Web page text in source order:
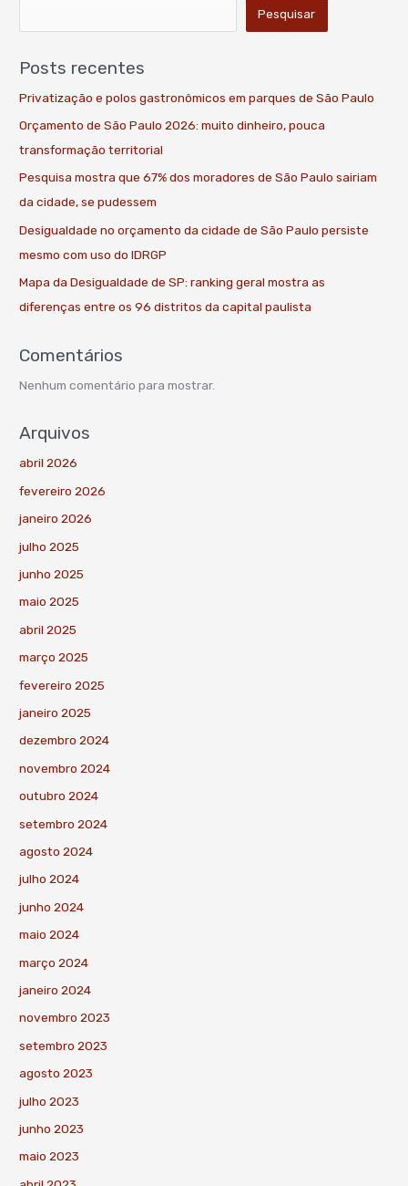
Pesquisar
Posts recentes
Privatização e polos gastronômicos em parques de São Paulo
Orçamento de São Paulo 2026: muito dinheiro, pouca
transformação territorial
Pesquisa mostra que 67% dos moradores de São Paulo sairiam
da cidade, se pudessem
Desigualdade no orçamento da cidade de São Paulo persiste
mesmo com uso do IDRGP
Mapa da Desigualdade de SP: ranking geral mostra as
diferenças entre os 96 distritos da capital paulista
Comentários
Nenhum comentário para mostrar.
Arquivos
abril 2026
fevereiro 2026
janeiro 2026
julho 2025
junho 2025
maio 2025
abril 2025
março 2025
fevereiro 2025
janeiro 2025
dezembro 2024
novembro 2024
outubro 2024
setembro 2024
agosto 2024
julho 2024
junho 2024
maio 2024
março 2024
janeiro 2024
novembro 2023
setembro 2023
agosto 2023
julho 2023
junho 2023
maio 2023